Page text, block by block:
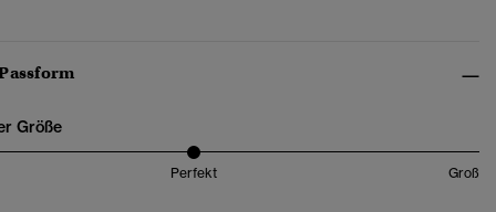
Größe
Perfekt Groß